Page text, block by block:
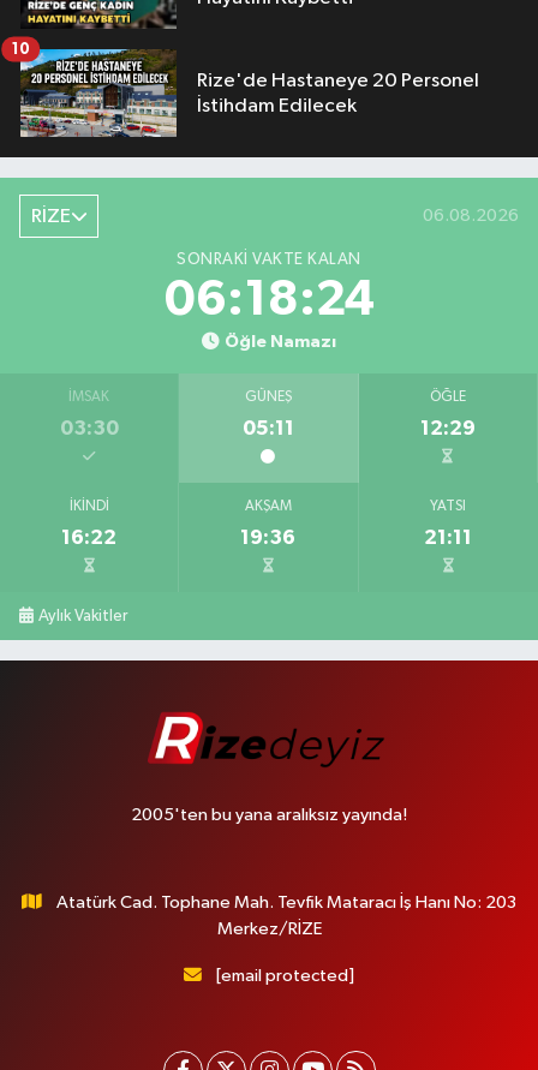
Rize'de Hastaneye 20 Personel
İstihdam Edilecek
10
RİZE 06.08.2026
SONRAKI VAKTE KALAN
06:18:23
Öğle Namazı
İMSAK
03:30
GÜNEŞ
05:11
ÖĞLE
12:29
İKINDI
16:22
AKŞAM
19:36
YATSI
21:11
Aylık Vakitler
2005'ten bu yana aralıksız yayında!
Atatürk Cad. Tophane Mah. Tevfik Mataracı İş Hanı No: 203
Merkez/RİZE
[email protected]